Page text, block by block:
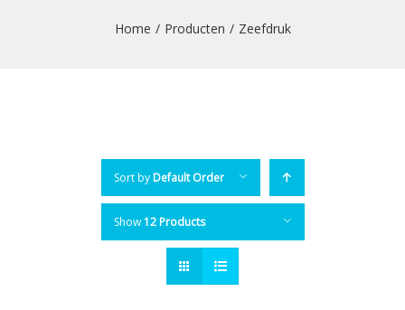
Home / Producten / Zeefdruk
Sort byDefault Order
Show12 Products